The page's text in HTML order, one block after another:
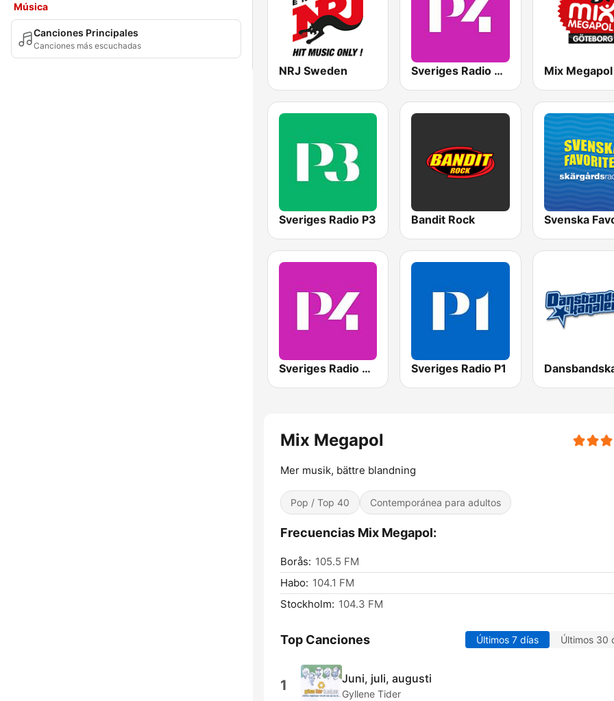
Música
Canciones Principales
Canciones más escuchadas
NRJ Sweden Sveriges Radio P4 Stockholm
Sveriges Radio P3 Bandit Rock Svenska
Sveriges Radio P4 Göteborg Sveriges Radio P1
Mix Megapol
Mer musik, bättre blandning
Pop / Top 40 Contemporánea para adultos
Frecuencias Mix Megapol:
Borås: 105.5 FM
Habo: 104.1 FM
Stockholm: 104.3 FM
Top Canciones Últimos 7 días Últimos 30
1 Juni, juli, augusti
Gyllene Tider